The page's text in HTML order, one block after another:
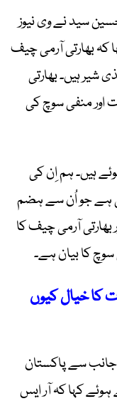
سید نے وی نیوز
بھارتی آرمی چیف
شیر ہیں۔ بھارتی
منفی سوچ کی
ہیں۔ ہم اِن کی
ہے جو اُن سے ہضم
آرمی چیف کا
کا بیان ہے۔
کا خیال کیوں
سے پاکستان
کہا کہ آر ایس